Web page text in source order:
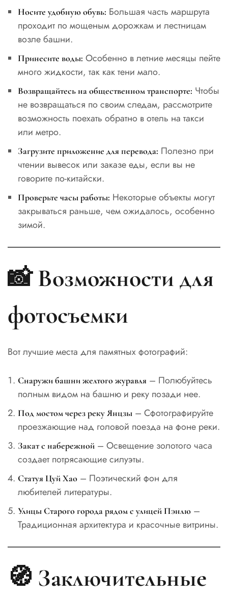
Носите удобную обувь: Большая часть маршрута
проходит по мощеным дорожкам и лестницам
возле башни.
Принесите воды: Особенно в летние месяцы пейте
много жидкости, так как тени мало.
Возвращайтесь на общественном транспорте: Чтобы
не возвращаться по своим следам, рассмотрите
возможность поехать обратно в отель на такси
или метро.
Загрузите приложение для перевода: Полезно при
чтении вывесок или заказе еды, если вы не
говорите по-китайски.
Проверьте часы работы: Некоторые объекты могут
закрываться раньше, чем ожидалось, особенно
зимой.
📸 Возможности для
фотосъемки
Вот лучшие места для памятных фотографий:
Снаружи башни желтого журавля – Полюбуйтесь
полным видом на башню и реку позади нее.
Под мостом через реку Янцзы– Сфотографируйте
проезжающие над головой поезда на фоне реки.
Закат с набережной– Освещение золотого часа
создает потрясающие силуэты.
Статуя Цуй Хао– Поэтический фон для
любителей литературы.
Улицы Старого города рядом с улицей Пэнлю–
Традиционная архитектура и красочные витрины.
🧭 Заключительные